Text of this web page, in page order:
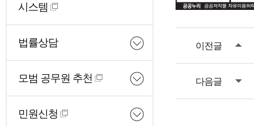
시스템
법률상담
모범 공무원 추천
민원신청
이전글
다음글